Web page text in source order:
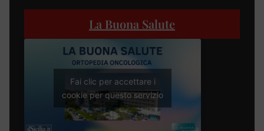
La Buona Salute
Fai clic per accettare i
cookie per questo servizio